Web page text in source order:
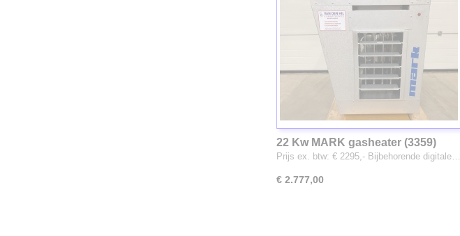
22 Kw MARK gasheater (3359)
Prijs ex. btw: € 2295,- Bijbehorende digitale…
€ 2.777,00